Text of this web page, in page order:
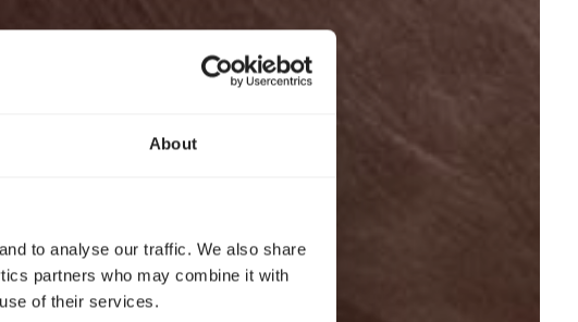
About
to analyse our traffic. We also share
partners who may combine it with
of their services.